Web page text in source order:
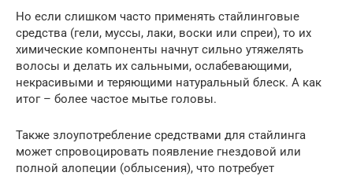
Но если слишком часто применять стайлинговые
средства (гели, муссы, лаки, воски или спреи), то их
химические компоненты начнут сильно утяжелять
волосы и делать их сальными, ослабевающими,
некрасивыми и теряющими натуральный блеск. А как
итог – более частое мытье головы.
Также злоупотребление средствами для стайлинга
может спровоцировать появление гнездовой или
полной алопеции (облысения), что потребует